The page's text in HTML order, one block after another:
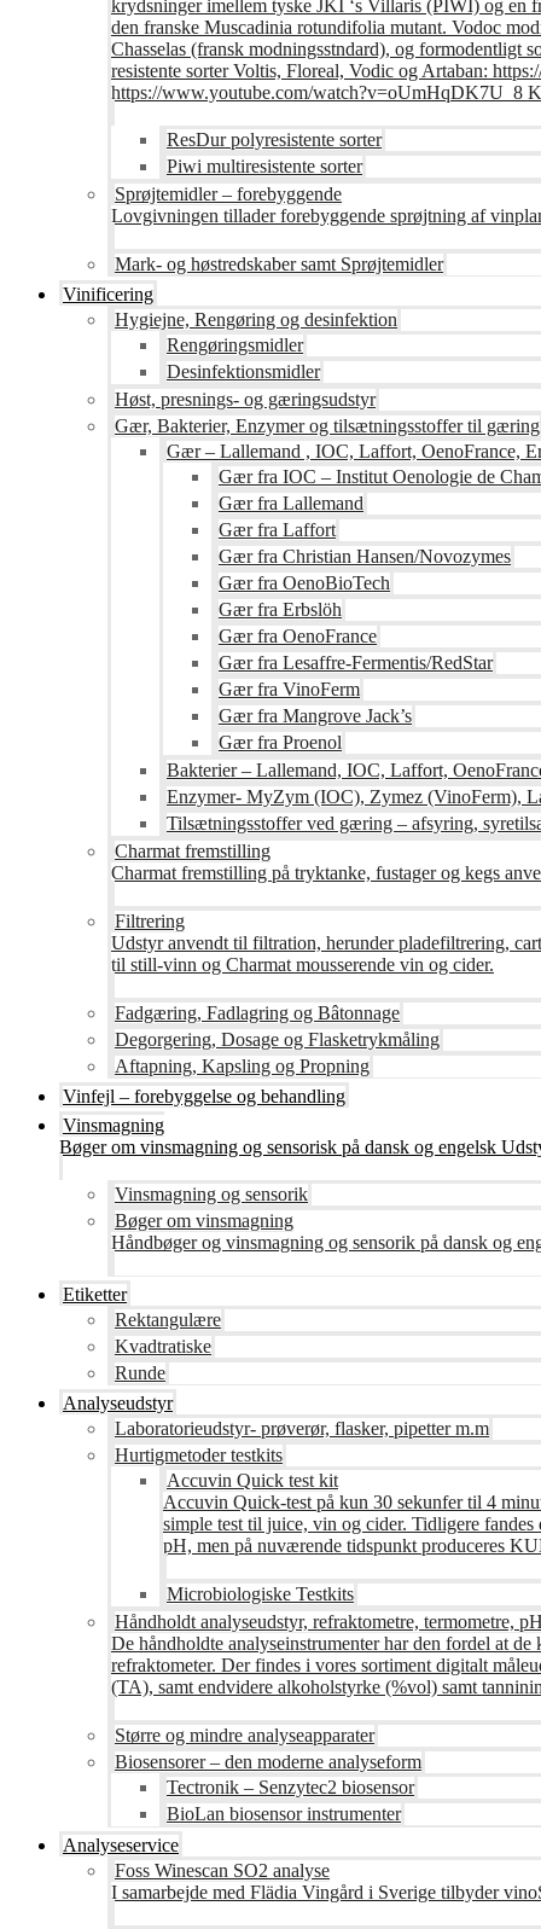
krydsninger imellem tyske JKI ‘s Villaris (PIWI) og en
den franske Muscadinia rotundifolia mutant. Vodoc
Chasselas (fransk modningsstndard), og formodentligt
resistente sorter Voltis, Floreal, Vodic og Artaban:
https://www.youtube.com/watch?v=oUmHqDK7U_8
ResDur polyresistente sorter
Piwi multiresistente sorter
Sprøjtemidler – forebyggende
Lovgivningen tillader forebyggende sprøjtning af
Mark- og høstredskaber samt Sprøjtemidler
Vinificering
Hygiejne, Rengøring og desinfektion
Rengøringsmidler
Desinfektionsmidler
Høst, presnings- og gæringsudstyr
Gær, Bakterier, Enzymer og tilsætningsstoffer til gæring
Gær – Lallemand , IOC, Laffort, OenoFrance,
Gær fra IOC – Institut Oenologie de
Gær fra Lallemand
Gær fra Laffort
Gær fra Christian Hansen/Novozymes
Gær fra OenoBioTech
Gær fra Erbslöh
Gær fra OenoFrance
Gær fra Lesaffre-Fermentis/RedStar
Gær fra VinoFerm
Gær fra Mangrove Jack’s
Gær fra Proenol
Bakterier – Lallemand, IOC, Laffort,
Enzymer- MyZym (IOC), Zymez (VinoFerm),
Tilsætningsstoffer ved gæring – afsyring,
Charmat fremstilling
Charmat fremstilling på tryktanke, fustager og kegs
Filtrering
Udstyr anvendt til filtration, herunder pladefiltrering,
til still-vinn og Charmat mousserende vin og cider.
Fadgæring, Fadlagring og Bâtonnage
Degorgering, Dosage og Flasketrykmåling
Aftapning, Kapsling og Propning
Vinfejl – forebyggelse og behandling
Vinsmagning
Bøger om vinsmagning og sensorisk på dansk og engelsk
Vinsmagning og sensorik
Bøger om vinsmagning
Håndbøger og vinsmagning og sensorik på dansk og
Etiketter
Rektangulære
Kvadtratiske
Runde
Analyseudstyr
Laboratorieudstyr- prøverør, flasker, pipetter m.m
Hurtigmetoder testkits
Accuvin Quick test kit
Accuvin Quick-test på kun 30 sekunfer til 4
simple test til juice, vin og cider. Tidligere
pH, men på nuværende tidspunkt produceres
Microbiologiske Testkits
Håndholdt analyseudstyr, refraktometre, termometre,
De håndholdte analyseinstrumenter har den fordel at
refraktometer. Der findes i vores sortiment digitalt
(TA), samt endvidere alkoholstyrke (%vol) samt
Større og mindre analyseapparater
Biosensorer – den moderne analyseform
Tectronik – Senzytec2 biosensor
BioLan biosensor instrumenter
Analyseservice
Foss Winescan SO2 analyse
I samarbejde med Flädia Vingård i Sverige tilbyder